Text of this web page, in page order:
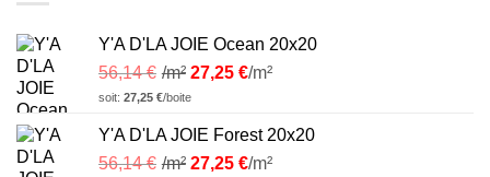
Y'A D'LA JOIE Ocean 20x20
56,14€ /m² 27,25 €/m²
soit: 27,25 €/boite
Y'A D'LA JOIE Forest 20x20
56,14€ /m² 27,25 €/m²